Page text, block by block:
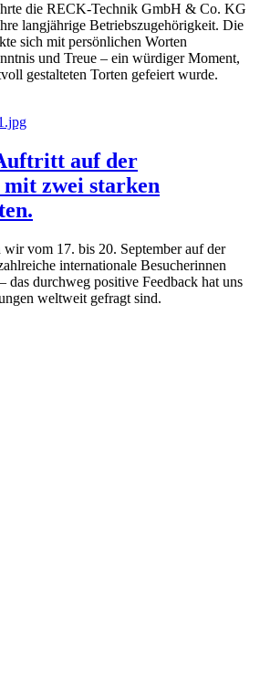
die RECK-Technik GmbH & Co. KG
langjährige Betriebszugehörigkeit. Die
sich mit persönlichen Worten
und Treue – ein würdiger Moment,
gestalteten Torten gefeiert wurde.
auf der
zwei starken
wir vom 17. bis 20. September auf der
internationale Besucherinnen
das durchweg positive Feedback hat uns
weltweit gefragt sind.